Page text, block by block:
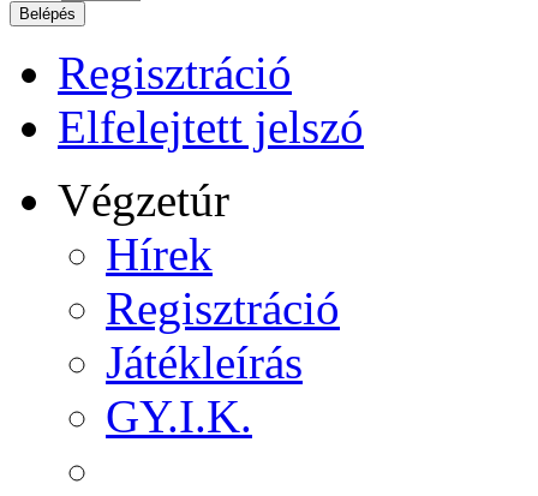
Regisztráció
Elfelejtett jelszó
Végzetúr
Hírek
Regisztráció
Játékleírás
GY.I.K.